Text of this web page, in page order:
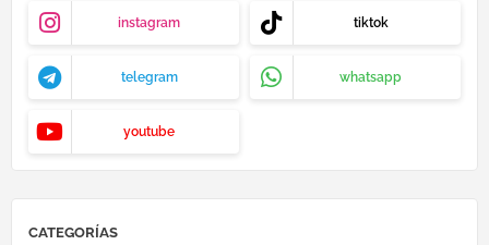
instagram tiktok
telegram whatsapp
youtube
CATEGORÍAS